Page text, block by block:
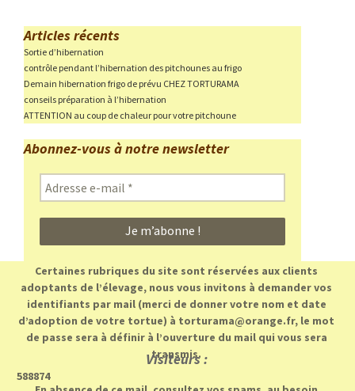
Articles récents
Sortie d’hibernation
contrôle pendant l’hibernation des pitchounes au frigo
Demain hibernation frigo de prévu CHEZ TORTURAMA
conseils préparation à l’hibernation
ATTENTION au coup de chaleur pour votre pitchoune
Abonnez-vous à notre newsletter
Adresse
e-
mail
Certaines rubriques du site sont réservées aux clients
adoptants de l’élevage, nous vous invitons à demander vos
identifiants par mail (merci de donner votre nom et date
d’adoption de votre tortue) à torturama@orange.fr, le mot
de passe sera à définir à l’ouverture du mail qui vous sera
transmis.
Visiteurs :
588874